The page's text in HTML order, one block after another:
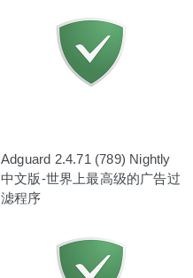
Adguard 2.4.71 (789) Nightly
中文版-世界上最高级的广告过
滤程序